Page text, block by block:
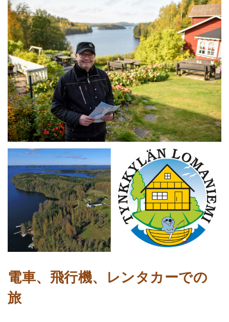
電車、飛行機、レンタカーでの
旅